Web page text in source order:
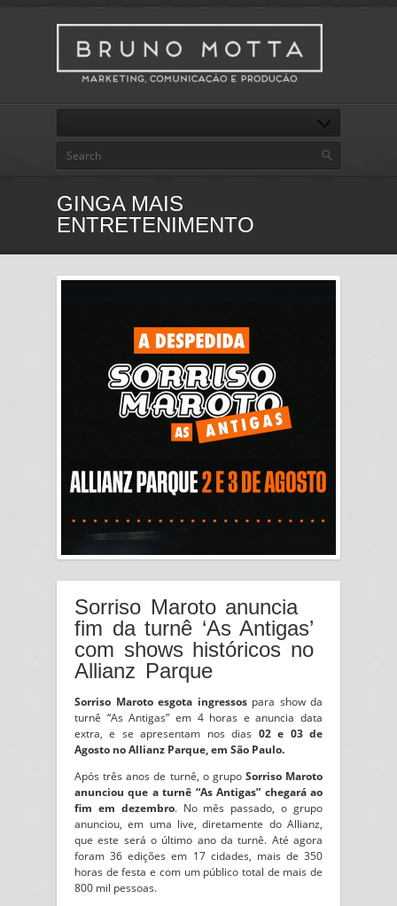
GINGA MAIS
ENTRETENIMENTO
Sorriso Maroto anuncia
fim da turnê ‘As Antigas’
com shows históricos no
Allianz Parque
Sorriso Maroto esgota ingressospara show da
turnê “As Antigas” em 4 horas e anuncia data
extra, e se apresentam nos dias 02 e 03 de
Agosto no Allianz Parque, em São Paulo.
Após três anos de turnê, o grupo Sorriso Maroto
anunciou que a turnê “As Antigas” chegará ao
fim em dezembro. No mês passado, o grupo
anunciou, em uma live, diretamente do Allianz,
que este será o último ano da turnê. Até agora
foram 36 edições em 17 cidades, mais de 350
horas de festa e com um público total de mais de
800 mil pessoas.